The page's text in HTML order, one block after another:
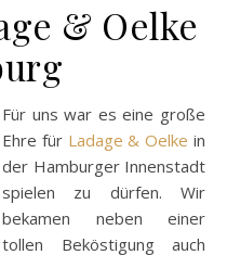
& Oelke
Für uns war es eine große
Ehre für Ladage & Oelke in
der Hamburger Innenstadt
spielen zu dürfen. Wir
bekamen neben einer
tollen Beköstigung auch